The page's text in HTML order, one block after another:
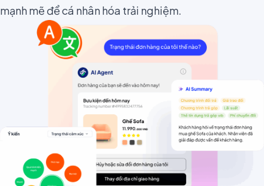
mạnh mẽ để cá nhân hóa trải nghiệm.